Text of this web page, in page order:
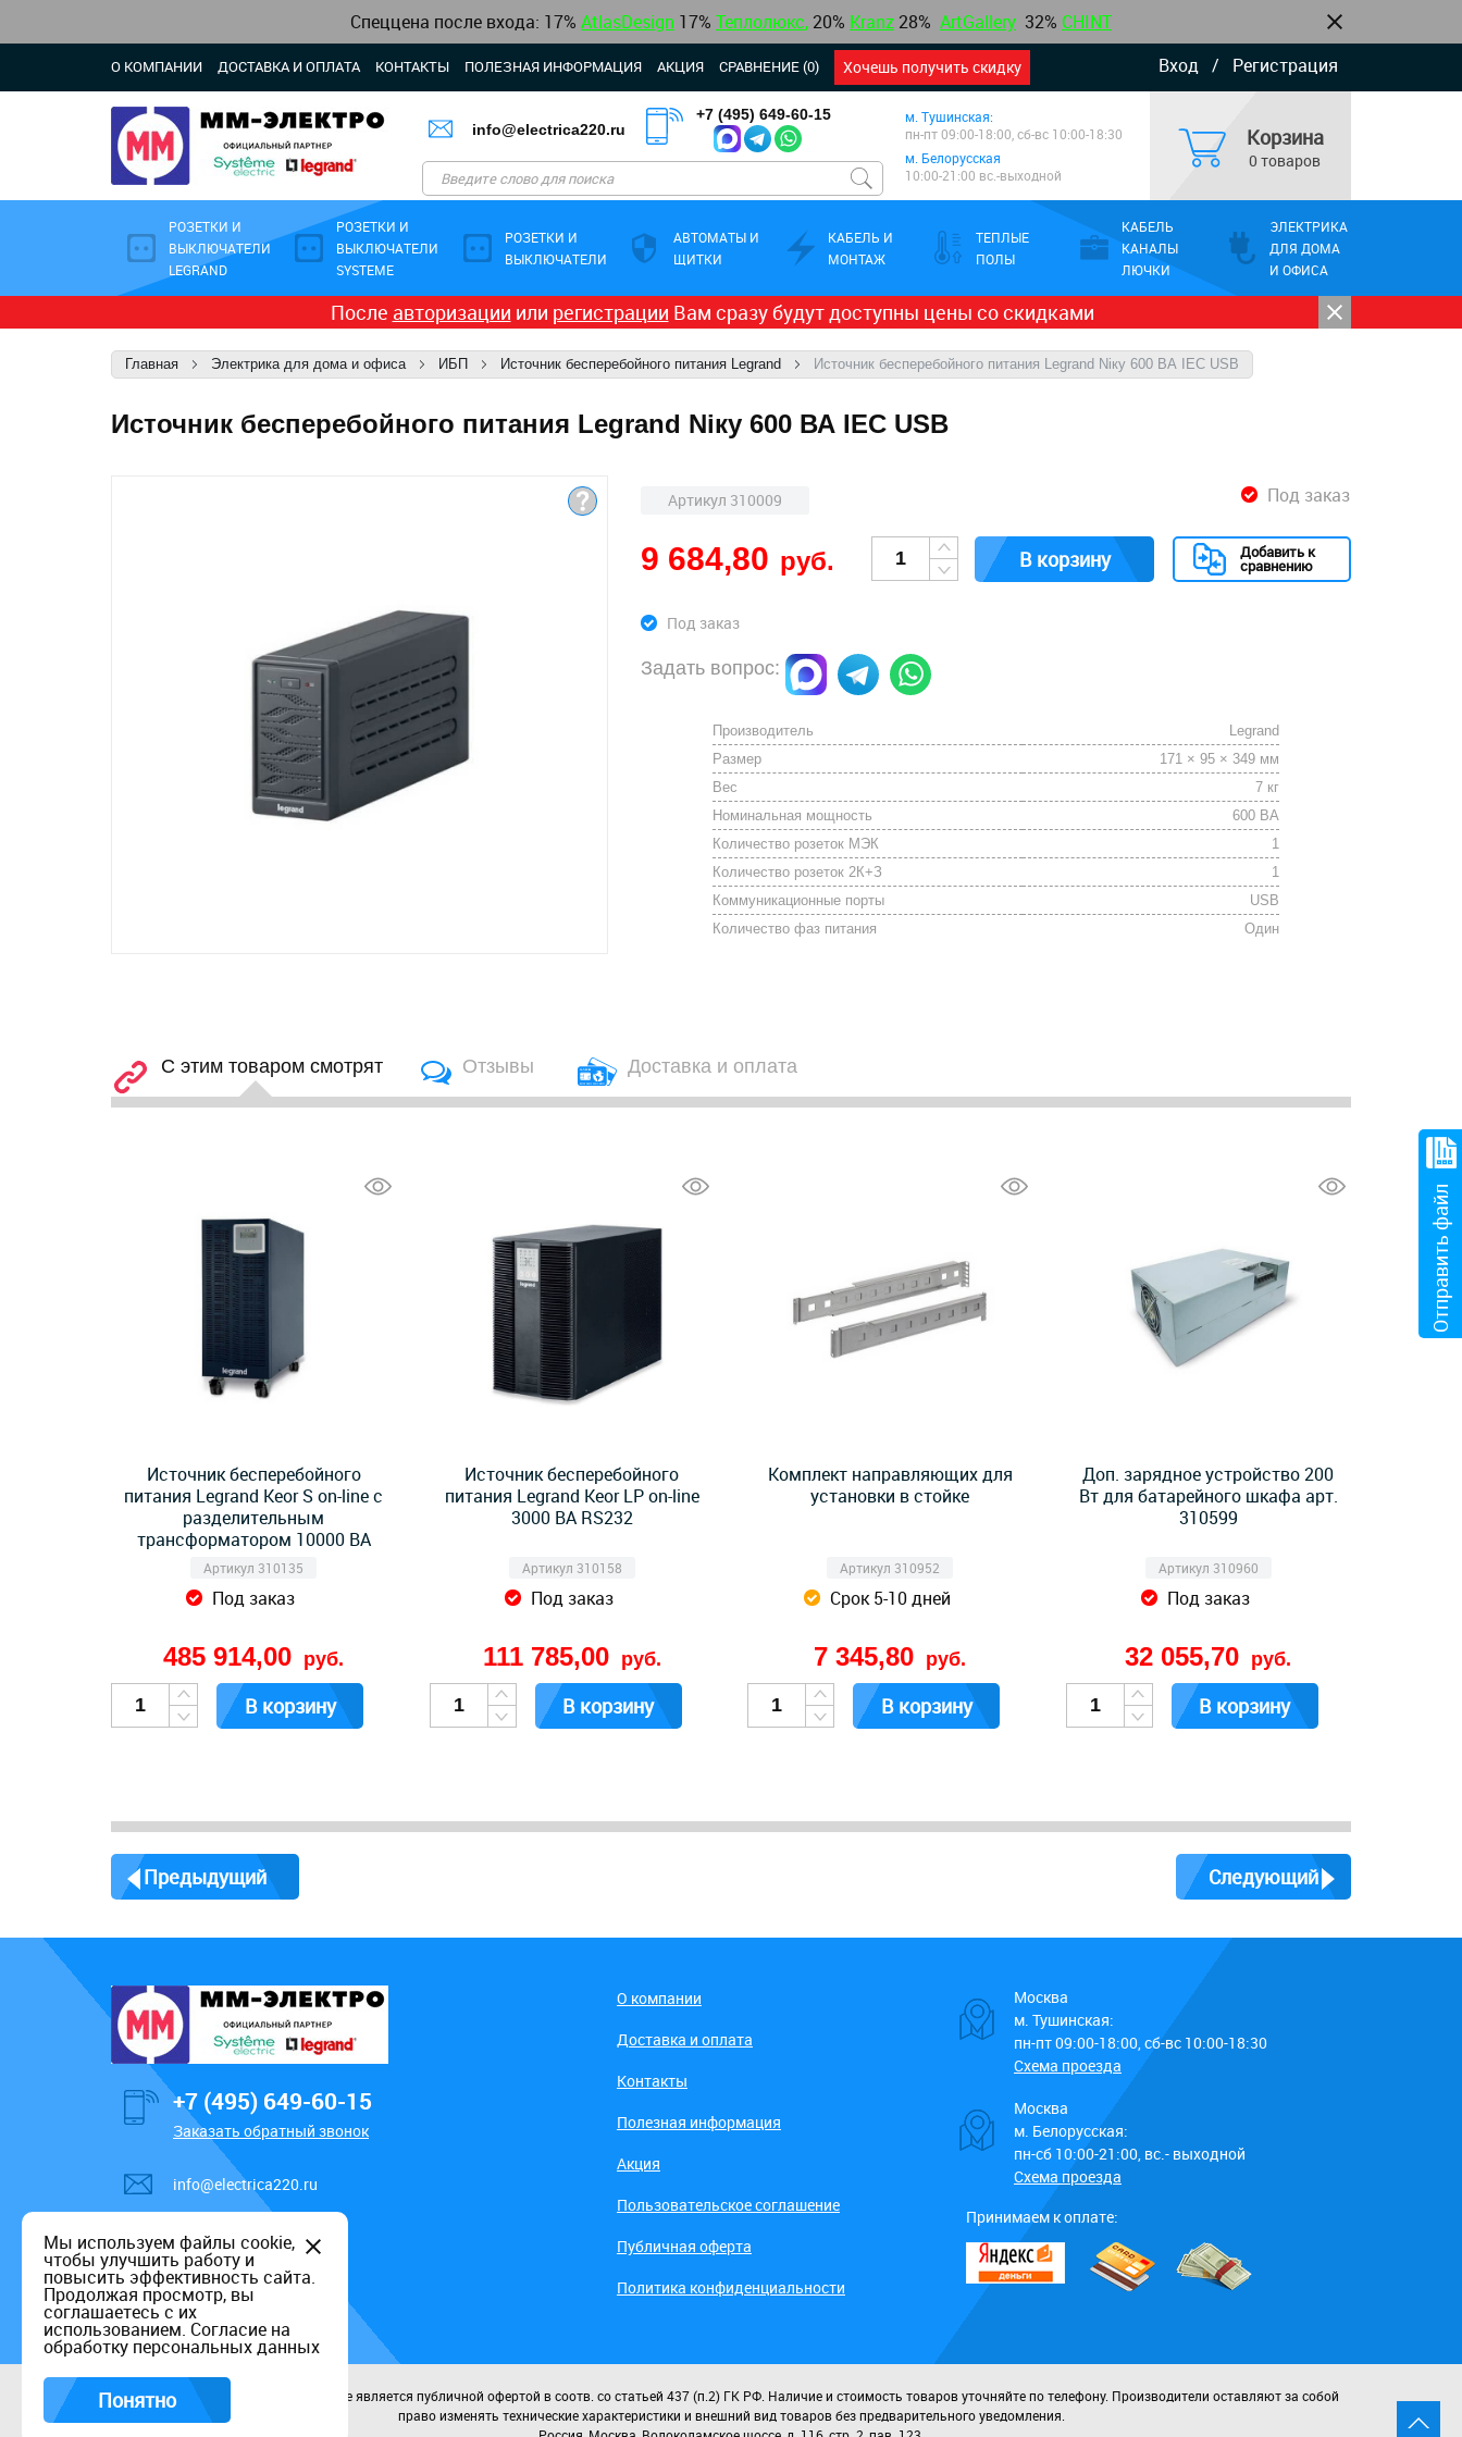
Спеццена после входа: 17% AtlasDesign 17% Теплолюкс, 20% Kranz 28% ArtGallery 32% CHINT
Вход / Регистрация
О КОМПАНИИ ДОСТАВКА И ОПЛАТА КОНТАКТЫ ПОЛЕЗНАЯ ИНФОРМАЦИЯ АКЦИЯ СРАВНЕНИЕ (0) Хочешь получить скидку
info@electrica220.ru
+7 (495) 649-60-15
м. Тушинская:
пн-пт 09:00-18:00, сб-вс 10:00-18:30
м. Белорусская
10:00-21:00 вс.-выходной
Корзина
0 товаров
РОЗЕТКИ И
ВЫКЛЮЧАТЕЛИ
LEGRAND
РОЗЕТКИ И
ВЫКЛЮЧАТЕЛИ
SYSTEME
РОЗЕТКИ И
ВЫКЛЮЧАТЕЛИ
АВТОМАТЫ И
ЩИТКИ
КАБЕЛЬ И
МОНТАЖ
ТЕПЛЫЕ
ПОЛЫ
КАБЕЛЬ
КАНАЛЫ
ЛЮЧКИ
ЭЛЕКТРИКА
ДЛЯ ДОМА
И ОФИСА
После авторизации или регистрации Вам сразу будут доступны цены со скидками
Главная Электрика для дома и офиса ИБП Источник бесперебойного питания Legrand Источник бесперебойного питания Legrand Niкy 600 ВА IEC USB
Источник бесперебойного питания Legrand Niкy 600 ВА IEC USB
Под заказ
Артикул 310009
9 684,80 руб. В корзину Добавить к
сравнению
Под заказ
Задать вопрос:
Производитель
Legrand
Размер
171 × 95 × 349 мм
Вес
7 кг
Номинальная мощность
600 ВА
Количество розеток МЭК
1
Количество розеток 2К+З
1
Коммуникационные порты
USB
Количество фаз питания
Один
С этим товаром смотрят Отзывы Доставка и оплата
Источник бесперебойного
питания Legrand Keor S on-line с
разделительным
трансформатором 10000 ВА
Артикул 310135
Под заказ
485 914,00 руб.
В корзину
Источник бесперебойного
питания Legrand Keor LP on-line
3000 ВА RS232
Артикул 310158
Под заказ
111 785,00 руб.
В корзину
Комплект направляющих для
установки в стойке
Артикул 310952
Срок 5-10 дней
7 345,80 руб.
В корзину
Доп. зарядное устройство 200
Вт для батарейного шкафа арт.
310599
Артикул 310960
Под заказ
32 055,70 руб.
В корзину
Предыдущий Следующий
+7 (495) 649-60-15
Заказать обратный звонок
info@electrica220.ru
О компании
Доставка и оплата
Контакты
Полезная информация
Акция
Пользовательское соглашение
Публичная оферта
Политика конфиденциальности
Москва
м. Тушинская:
пн-пт 09:00-18:00, сб-вс 10:00-18:30
Схема проезда
Москва
м. Белорусская:
пн-сб 10:00-21:00, вс.- выходной
Схема проезда
Принимаем к оплате:
Данный информационный ресурс не является публичной офертой в соотв. со статьей 437 (п.2) ГК РФ. Наличие и стоимость товаров уточняйте по телефону. Производители оставляют за собой
право изменять технические характеристики и внешний вид товаров без предварительного уведомления.
Отправить файл
Мы используем файлы cookie,
чтобы улучшить работу и
повысить эффективность сайта.
Продолжая просмотр, вы
соглашаетесь с их
использованием. Согласие на
обработку персональных данных
Понятно